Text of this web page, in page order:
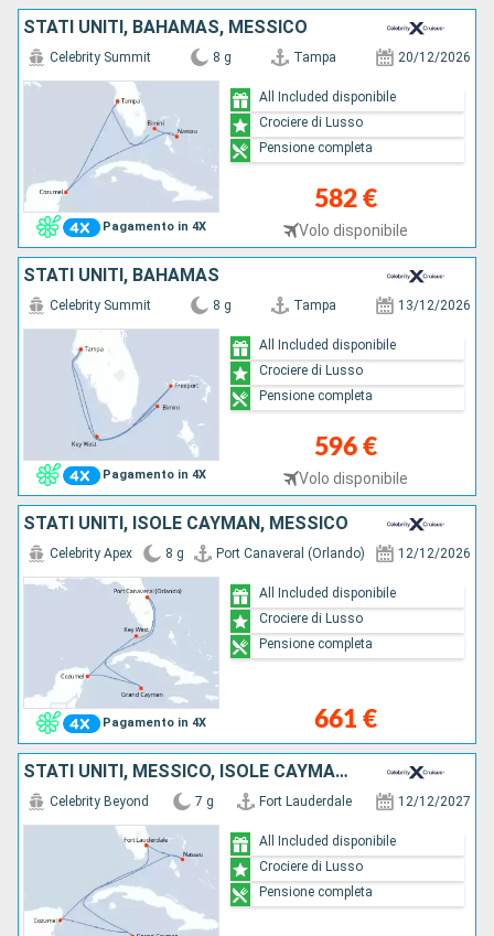
STATI UNITI, BAHAMAS, MESSICO
Pagamento in 4X
Celebrity Summit 8 g Tampa 20/12/2026
582 €
Volo disponibile
All Included disponibile
Crociere di Lusso
Pensione completa
STATI UNITI, BAHAMAS
Pagamento in 4X
Celebrity Summit 8 g Tampa 13/12/2026
596 €
Volo disponibile
All Included disponibile
Crociere di Lusso
Pensione completa
STATI UNITI, ISOLE CAYMAN, MESSICO
Pagamento in 4X
Celebrity Apex 8 g Port Canaveral (Orlando) 12/12/2026
661 €
All Included disponibile
Crociere di Lusso
Pensione completa
STATI UNITI, MESSICO, ISOLE CAYMAN, BAHAMAS
Celebrity Beyond 7 g Fort Lauderdale 12/12/2027
All Included disponibile
Crociere di Lusso
Pensione completa